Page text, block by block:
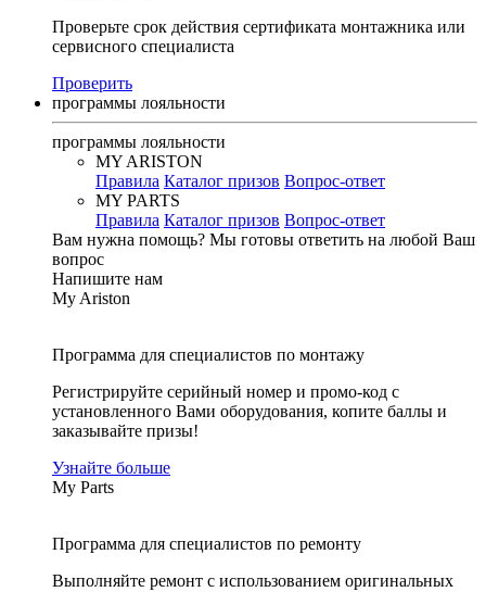
Проверьте срок действия сертификата монтажника или
сервисного специалиста
Проверить
программы лояльности
программы лояльности
MY ARISTON
Правила Каталог призов Вопрос-ответ
MY PARTS
Правила Каталог призов Вопрос-ответ
Вам нужна помощь? Мы готовы ответить на любой Ваш
вопрос
Напишите нам
My Ariston
Программа для специалистов по монтажу
Регистрируйте серийный номер и промо-код с
установленного Вами оборудования, копите баллы и
заказывайте призы!
Узнайте больше
My Parts
Программа для специалистов по ремонту
Выполняйте ремонт с использованием оригинальных